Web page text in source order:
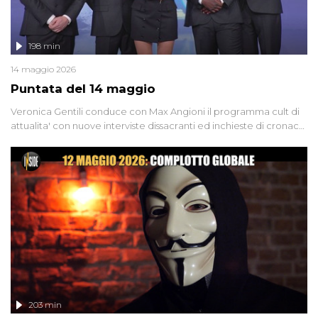
Puntata del 14 maggio
198 min
14 maggio 2026
Veronica Gentili conduce con Max Angioni il programma cult di
attualita' con nuove interviste dissacranti ed inchieste di cronaca
203 min